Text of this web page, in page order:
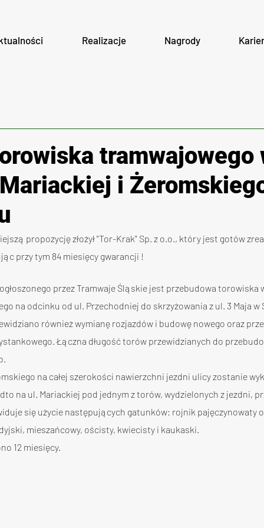
Realizacje Nagrody
tramwajowego
i
propozycję złożył "Tor-Krak" Sp. z o.o., który jest gotów
przy tym 84 miesięcy gwarancji !
przez Tramwaje Śląskie jest przebudowa torowiska
na odcinku od ul. Przechodniej do skrzyżowania z ul. 3 Maja
również wymianę rozjazdów i budowę nowego oraz
Łączna długość torów przewidzianych do
na całej szerokości nawierzchni jezdni ulicy zostanie
na ul. Mariackiej pod jednym z torów, wydzielonych z jezdni,
się użycie następujących gatunków: rojnik pajęczynowaty
mieszańcowy, ościsty, kwiecisty i kaukaski.
12 miesięcy.